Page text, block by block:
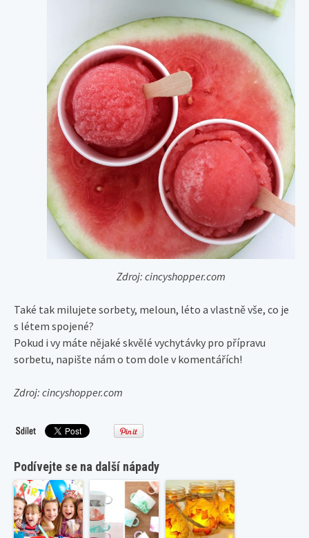
Zdroj: cincyshopper.com
Také tak milujete sorbety, meloun, léto a vlastně vše, co je
s létem spojené?
Pokud i vy máte nějaké skvělé vychytávky pro přípravu
sorbetu, napište nám o tom dole v komentářích!
Zdroj: cincyshopper.com
Podívejte se na další nápady